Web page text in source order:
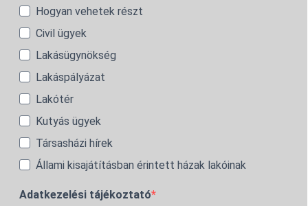
Hogyan vehetek részt
Civil ügyek
Lakásügynökség
Lakáspályázat
Lakótér
Kutyás ügyek
Társasházi hírek
Állami kisajátításban érintett házak lakóinak
Adatkezelési tájékoztató